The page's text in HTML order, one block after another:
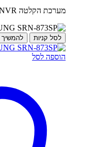
מערכת הקלטה NVR ל8 ערוצים SAMSUNG SRN-873SP
לסל קניות להמשיך
הוספה לסל